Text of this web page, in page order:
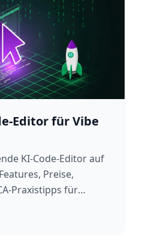
Editor für Vibe
KI-Code-Editor auf
Preise,
Praxistipps für